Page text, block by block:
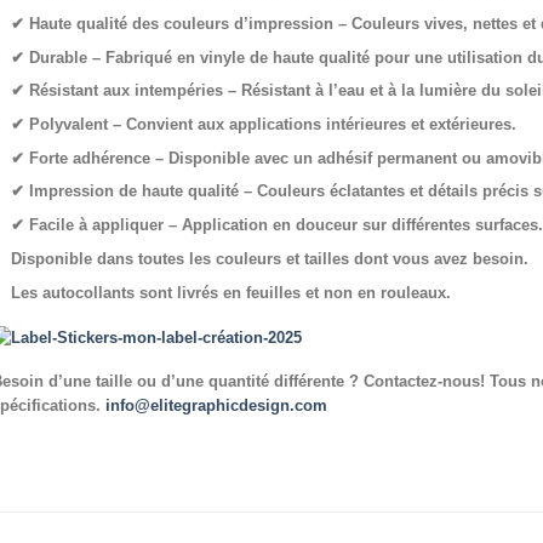
✔ Haute qualité des couleurs d’impression – Couleurs vives, nettes et
✔ Durable – Fabriqué en vinyle de haute qualité pour une utilisation
✔ Résistant aux intempéries – Résistant à l’eau et à la lumière du
✔ Polyvalent – Convient aux applications intérieures et extérieures.
✔ Forte adhérence – Disponible avec un adhésif permanent ou
✔
Impression de haute qualité – Couleurs éclatantes et détails précis
✔ Facile à appliquer – Application en douceur sur différentes surfaces.
Disponible dans toutes les couleurs et tailles dont vous avez besoin.
Les autocollants sont livrés en feuilles et non en rouleaux.
d’une taille ou d’une quantité différente ? Contactez-nous!
info@elitegraphicdesign.com